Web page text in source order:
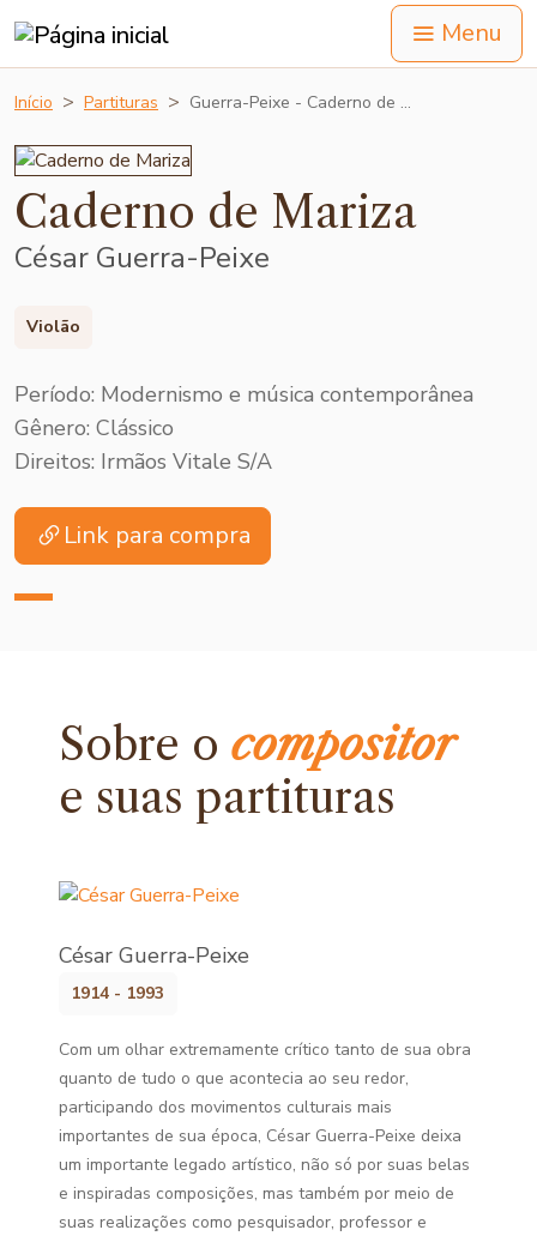
Menu
Início Partituras Guerra-Peixe - Caderno de …
Caderno de Mariza
César Guerra-Peixe
Violão
Período: Modernismo e música contemporânea
Gênero: Clássico
Direitos: Irmãos Vitale S/A
Link para compra
Sobre ocompositor
e suas partituras
César Guerra-Peixe
1914 - 1993
Com um olhar extremamente crítico tanto de sua obra
quanto de tudo o que acontecia ao seu redor,
participando dos movimentos culturais mais
importantes de sua época, César Guerra-Peixe deixa
um importante legado artístico, não só por suas belas
e inspiradas composições, mas também por meio de
suas realizações como pesquisador, professor e